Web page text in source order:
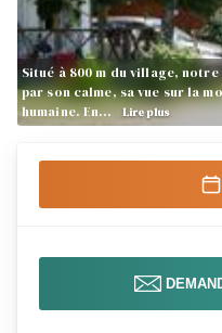
Situé à 800 m du village,
par son calme, sa vue sur la
humaine. En… Lire plus